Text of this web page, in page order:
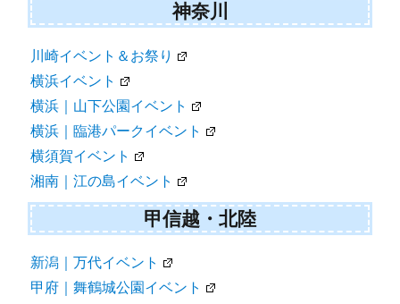
神奈川
川崎イベント＆お祭り
横浜イベント
横浜｜山下公園イベント
横浜｜臨港パークイベント
横須賀イベント
湘南｜江の島イベント
甲信越・北陸
新潟｜万代イベント
甲府｜舞鶴城公園イベント